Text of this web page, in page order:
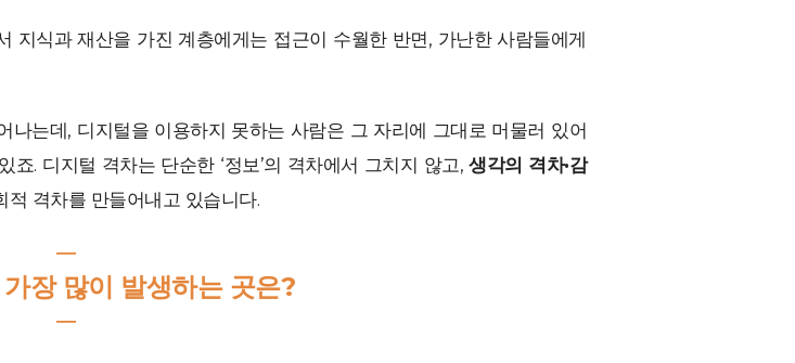
지식과 재산을 가진 계층에게는 접근이 수월한 반면, 가난한 사람들에게
는데, 디지털을 이용하지 못하는 사람은 그 자리에 그대로 머물러 있어
. 디지털 격차는 단순한 ‘정보’의 격차에서 그치지 않고,생각의 격차·감
격차를 만들어내고 있습니다.
―
장 많이 발생하는 곳은?
―